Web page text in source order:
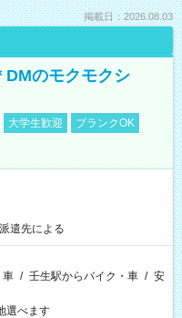
掲載日：2026.08.03
DMのモクモクシ
大学生歓迎
ブランクOK
遣先による
車 / 壬生駅からバイク・車 / 安
選べます